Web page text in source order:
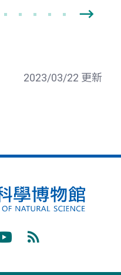
2023/03/22 更新